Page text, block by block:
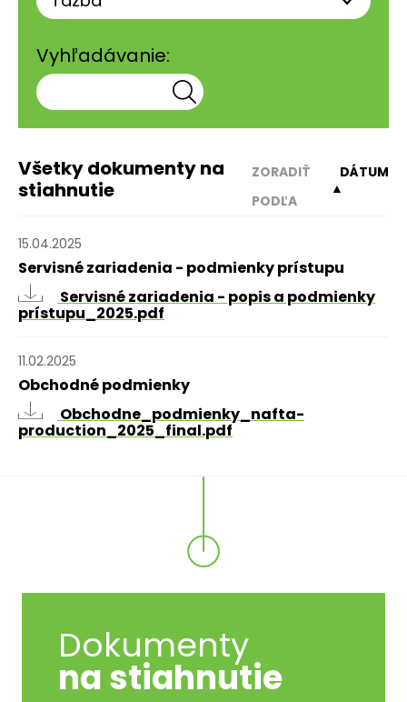
Vyhľadávanie:
Všetky dokumenty na
stiahnutie
ZORADIŤ
PODĽA
DÁTUM
▲
15.04.2025
Servisné zariadenia - podmienky prístupu
Servisné zariadenia - popis a podmienky
prístupu_2025.pdf
11.02.2025
Obchodné podmienky
Obchodne_podmienky_nafta-
production_2025_final.pdf
Dokumenty
na stiahnutie